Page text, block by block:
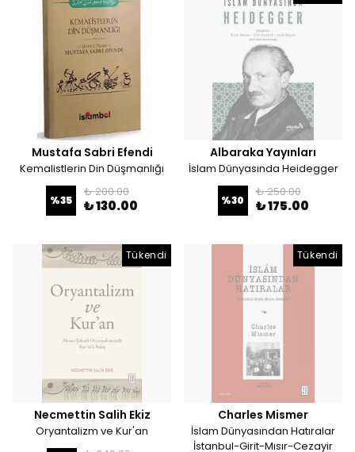
Mustafa Sabri Efendi
Kemalistlerin Din Düşmanlığı
%35
₺ 200.00
₺ 130.00
Albaraka Yayınları
İslam Dünyasında Heidegger
%30
₺ 250.00
₺ 175.00
Tükendi
Necmettin Salih Ekiz
Oryantalizm ve Kur'an
Tükendi
Charles Mismer
İslam Dünyasından Hatıralar
İstanbul-Girit-Mısır-Cezayir